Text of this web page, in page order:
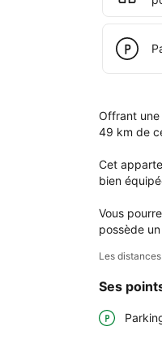
Offrant une
49 km de
Cet
bien
Vous
possède
Les
Ses